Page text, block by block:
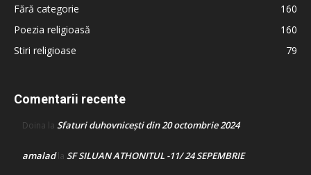
Fără categorie
160
Poezia religioasă
160
Stiri religioase
79
Comentarii recente
Doina la Sfaturi duhovnicești din 20 octombrie 2024
amaladla SF SILUAN ATHONITUL -11/ 24 SEPEMBRIE